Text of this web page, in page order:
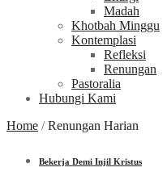
Madah
Khotbah Minggu
Kontemplasi
Refleksi
Renungan
Pastoralia
Hubungi Kami
Home /Renungan Harian
Bekerja Demi Injil Kristus